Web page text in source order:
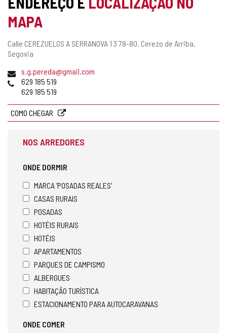
MAPA
Endereço
postal
Calle CEREZUELOS A SERRANOVA 1 3 78-80. Cerezo de Arriba.
Segovia
Endereço
de
email
s.g.pereda@gmail.com
Telefones
629 185 519
629 185 519
COMO CHEGAR
NOS ARREDORES
ONDE DORMIR
MARCA 'POSADAS REALES'
CASAS RURAIS
POSADAS
HOTÉIS RURAIS
HOTÉIS
APARTAMENTOS
PARQUES DE CAMPISMO
ALBERGUES
HABITAÇÃO TURÍSTICA
ESTACIONAMENTO PARA AUTOCARAVANAS
ONDE COMER